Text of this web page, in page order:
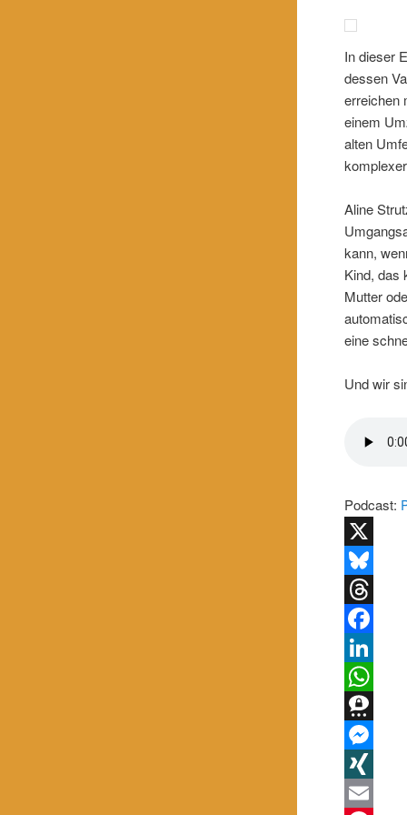
In dieser
dessen
erreichen
einem
alten
Aline
kann,
Kind, das
Mutter
eine
Und wir
Podcast:
X
Bluesky
Threads
Facebook
LinkedIn
WhatsApp
Threema
Messenger
XING